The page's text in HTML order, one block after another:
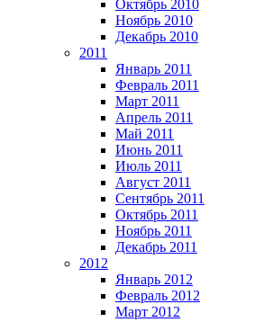
Октябрь 2010
Ноябрь 2010
Декабрь 2010
2011
Январь 2011
Февраль 2011
Март 2011
Апрель 2011
Май 2011
Июнь 2011
Июль 2011
Август 2011
Сентябрь 2011
Октябрь 2011
Ноябрь 2011
Декабрь 2011
2012
Январь 2012
Февраль 2012
Март 2012